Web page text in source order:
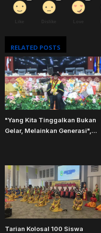
Dislike Love
RELATED POSTS
"Yang Kita Tinggalkan Bukan
Gelar, Melainkan Generasi",...
Tarian Kolosal 100 Siswa